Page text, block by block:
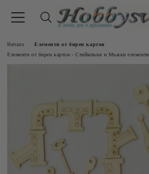
Начало
Елементи от бирен картон
Елементи от бирен картон - Стиймпънк и Мъжки елементи